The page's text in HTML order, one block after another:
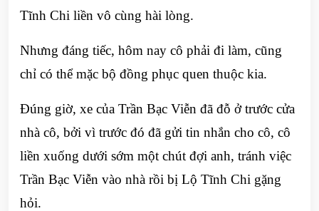
Tĩnh Chi liền vô cùng hài lòng.
Nhưng đáng tiếc, hôm nay cô phải đi làm, cũng
chỉ có thể mặc bộ đồng phục quen thuộc kia.
Đúng giờ, xe của Trần Bạc Viễn đã đỗ ở trước cửa
nhà cô, bởi vì trước đó đã gửi tin nhắn cho cô, cô
liền xuống dưới sớm một chút đợi anh, tránh việc
Trần Bạc Viễn vào nhà rồi bị Lộ Tĩnh Chi gặng
hỏi.